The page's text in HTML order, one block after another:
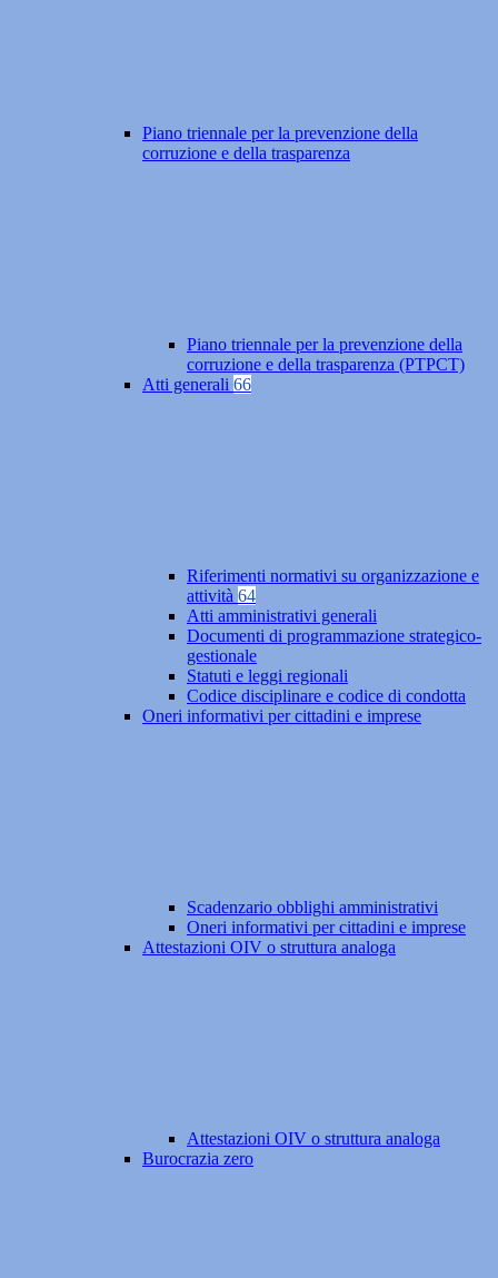
Piano triennale per la prevenzione della
corruzione e della trasparenza
Piano triennale per la prevenzione della
corruzione e della trasparenza (PTPCT)
Atti generali 66
Riferimenti normativi su organizzazione e
attività 64
Atti amministrativi generali
Documenti di programmazione strategico-
gestionale
Statuti e leggi regionali
Codice disciplinare e codice di condotta
Oneri informativi per cittadini e imprese
Scadenzario obblighi amministrativi
Oneri informativi per cittadini e imprese
Attestazioni OIV o struttura analoga
Attestazioni OIV o struttura analoga
Burocrazia zero